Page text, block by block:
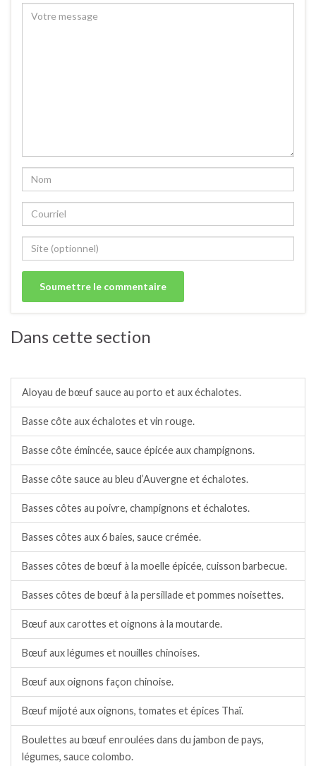
Dans cette section
Aloyau de bœuf sauce au porto et aux échalotes.
Basse côte aux échalotes et vin rouge.
Basse côte émincée, sauce épicée aux champignons.
Basse côte sauce au bleu d’Auvergne et échalotes.
Basses côtes au poivre, champignons et échalotes.
Basses côtes aux 6 baies, sauce crémée.
Basses côtes de bœuf à la moelle épicée, cuisson barbecue.
Basses côtes de bœuf à la persillade et pommes noisettes.
Bœuf aux carottes et oignons à la moutarde.
Bœuf aux légumes et nouilles chinoises.
Bœuf aux oignons façon chinoise.
Bœuf mijoté aux oignons, tomates et épices Thaï.
Boulettes au bœuf enroulées dans du jambon de pays,
légumes, sauce colombo.